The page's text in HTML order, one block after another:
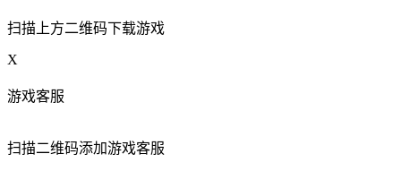
扫描上方二维码下载游戏
X
游戏客服
扫描二维码添加游戏客服